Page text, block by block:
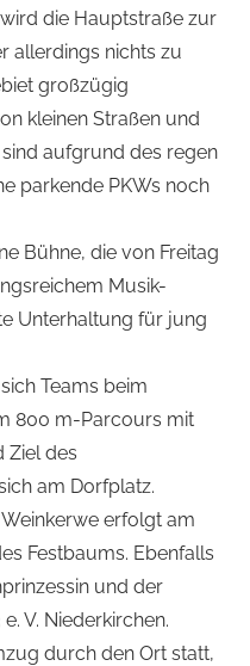
die Hauptstraße zur
allerdings nichts zu
großzügig
kleinen Straßen und
aufgrund des regen
parkende PKWs noch
Bühne, die von Freitag
Musik-
Unterhaltung für jung
Teams beim
800 m-Parcours mit
Ziel des
am Dorfplatz.
erfolgt am
Festbaums. Ebenfalls
und der
V. Niederkirchen.
durch den Ort statt,